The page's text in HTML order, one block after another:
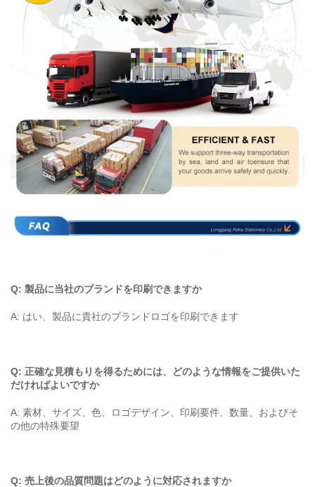
Q: 製品に当社のブランドを印刷できますか
A: はい、製品に貴社のブランドロゴを印刷できます
Q: 正確な見積もりを得るためには、どのような情報をご提供いた
だければよいですか
A: 素材、サイズ、色、ロゴデザイン、印刷要件、数量、およびそ
の他の特殊要望
Q: 売上後の品質問題はどのように対応されますか